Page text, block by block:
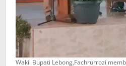
Wakil Bupati Lebong,Fachrurrozi